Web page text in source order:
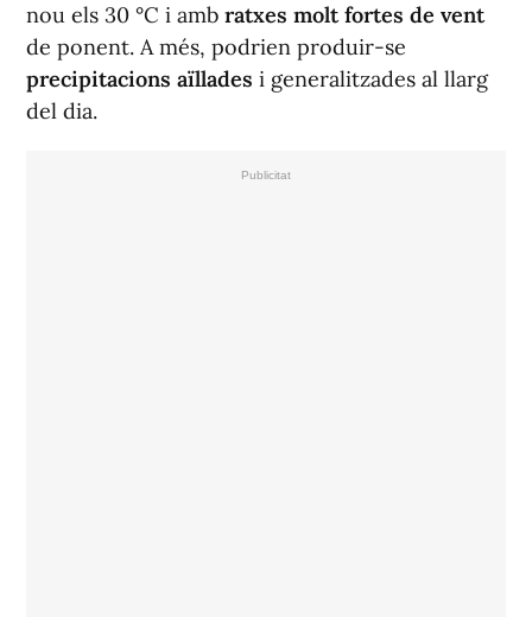
nou els 30 °C i amb ratxes molt fortes de vent
de ponent. A més, podrien produir-se
precipitacions aïllades i generalitzades al llarg
del dia.